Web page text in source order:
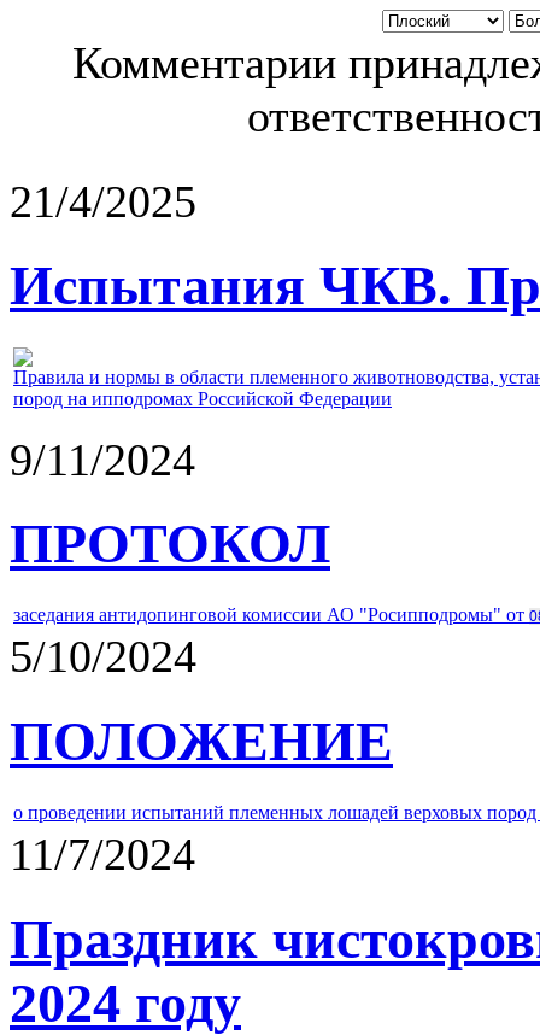
Комментарии
21/4/2025
Испытания ЧКВ.
Правила и нормы в области племенного животноводства,
пород на ипподромах Российской Федерации
9/11/2024
ПРОТОКОЛ
заседания антидопинговой комиссии АО "Росипподромы" от
5/10/2024
ПОЛОЖЕНИЕ
о проведении испытаний племенных лошадей верховых
11/7/2024
Праздник
2024 году